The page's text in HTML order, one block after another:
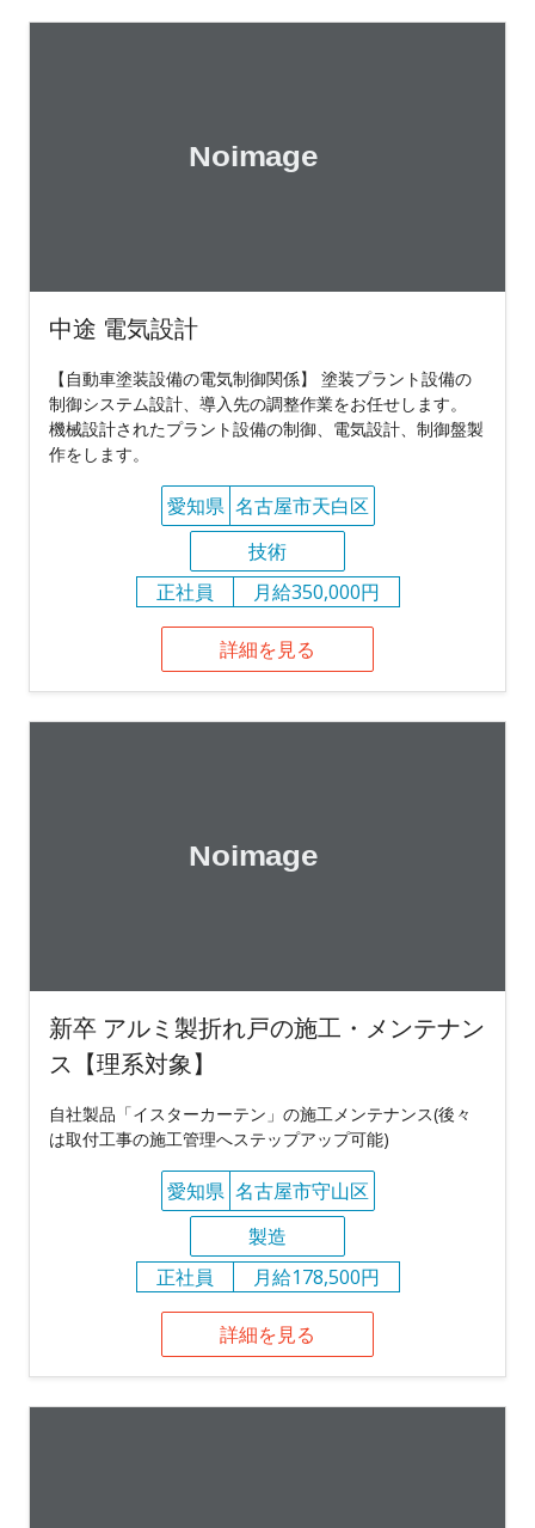
中途 電気設計
【自動車塗装設備の電気制御関係】 塗装プラント設備の
制御システム設計、導入先の調整作業をお任せします。
機械設計されたプラント設備の制御、電気設計、制御盤製
作をします。
愛知県 名古屋市天白区
技術
正社員
月給350,000円
詳細を見る
新卒 アルミ製折れ戸の施工・メンテナン
ス【理系対象】
自社製品「イスターカーテン」の施工メンテナンス(後々
は取付工事の施工管理へステップアップ可能)
愛知県 名古屋市守山区
製造
正社員
月給178,500円
詳細を見る